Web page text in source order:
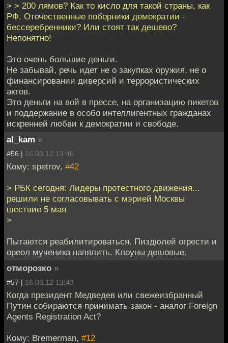
> > 200 лямов? Как то кисло для такой страны, как
РФ. Отечественные поборники демократии -
бессеребренники? Или стоят так дешево?
Непонятно!
Это очень большие деньги.
Не забывай, речь идет не о закупках оружия, не о
финансировании диверсий и террористических
актов.
Это деньги на вой в прессе, на организацию пикетов
и поддержание в особо интеллигентных гражданах
искренней любви к демократии и свободе.
al_kam »
#56 | 16.03.12 13:40
Кому: spetrov, #42
> РБК сегодня: Лидеры протестного движения...
решили не согласовывать с мэрией Москвы
шествие 5 мая
>
Пытаются реабилитироваться. Пиздюлей огрести и
ореол мученика напялить. Клоуны дешовые.
отморозко »
#57 | 16.03.12 13:43
Когда президент Медведев или свежеизбранный
Путин собираются принимать закон - аналог Foreign
Agents Registration Act?
Кому: Bremerman, #12